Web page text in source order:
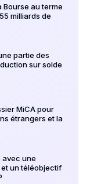
Bourse au terme
milliards de
partie des
sur solde
MiCA pour
étrangers et la
avec une
un téléobjectif